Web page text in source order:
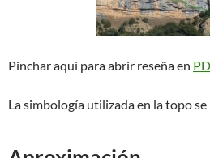
Pinchar aquí para abrir reseña en
La simbología utilizada en la topo